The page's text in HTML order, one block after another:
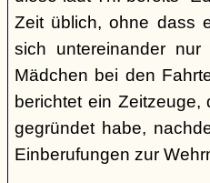
Zeit üblich, ohne dass
sich untereinander
Mädchen bei den
berichtet ein
gegründet habe,
Einberufungen zur